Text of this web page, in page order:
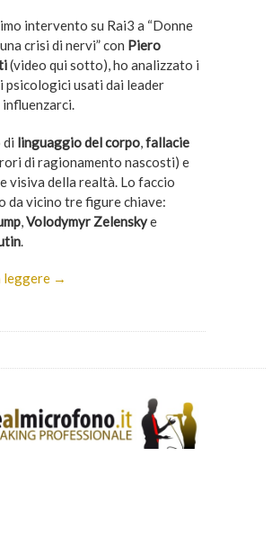
intervento su Rai3 a “Donne
crisi di nervi” con Piero
(video qui sotto), ho analizzato i
psicologici usati dai leader
di linguaggio del corpo,fallacie
di ragionamento nascosti) e
visiva della realtà. Lo faccio
da vicino tre figure chiave:
,Volodymyr Zelenskye
.
leggere →